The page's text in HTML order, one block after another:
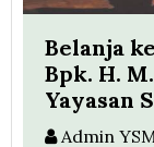
Belanja
Bpk. H.
Yayasan
Admin